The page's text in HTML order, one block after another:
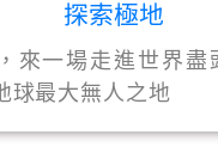
探索極地
來一場走進世界盡
球最大無人之地